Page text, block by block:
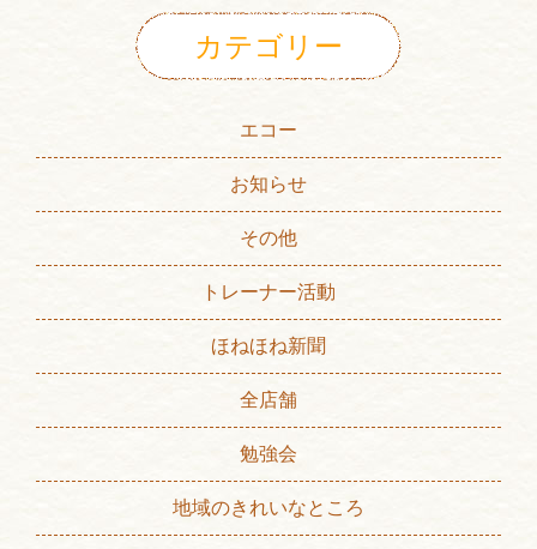
カテゴリー
エコー
お知らせ
その他
トレーナー活動
ほねほね新聞
全店舗
勉強会
地域のきれいなところ